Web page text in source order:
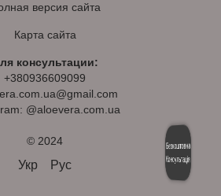
версия сайта
Карта сайта
консультации:
+380936609099
@aloevera.com.ua
© 2024
Укр Рус
Безкоштовна
Консультація